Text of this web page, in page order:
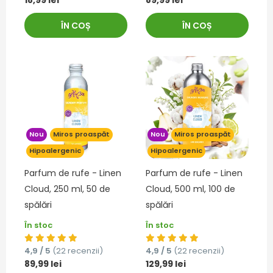
ÎN COȘ ÎN COȘ
Nou
Miros proaspăt
Hipoalergenic
Parfum de rufe - Linen
Cloud, 250 ml, 50 de
spălări
În stoc
4,9 / 5 (22 recenzii)
89,99 lei
Nou
Miros proaspăt
Hipoalergenic
Parfum de rufe - Linen
Cloud, 500 ml, 100 de
spălări
În stoc
4,9 / 5 (22 recenzii)
129,99 lei